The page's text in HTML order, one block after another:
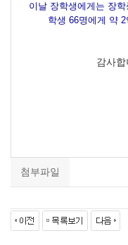
이날 장학생에게는 장
학생 66명에게 약
감사
첨부파일